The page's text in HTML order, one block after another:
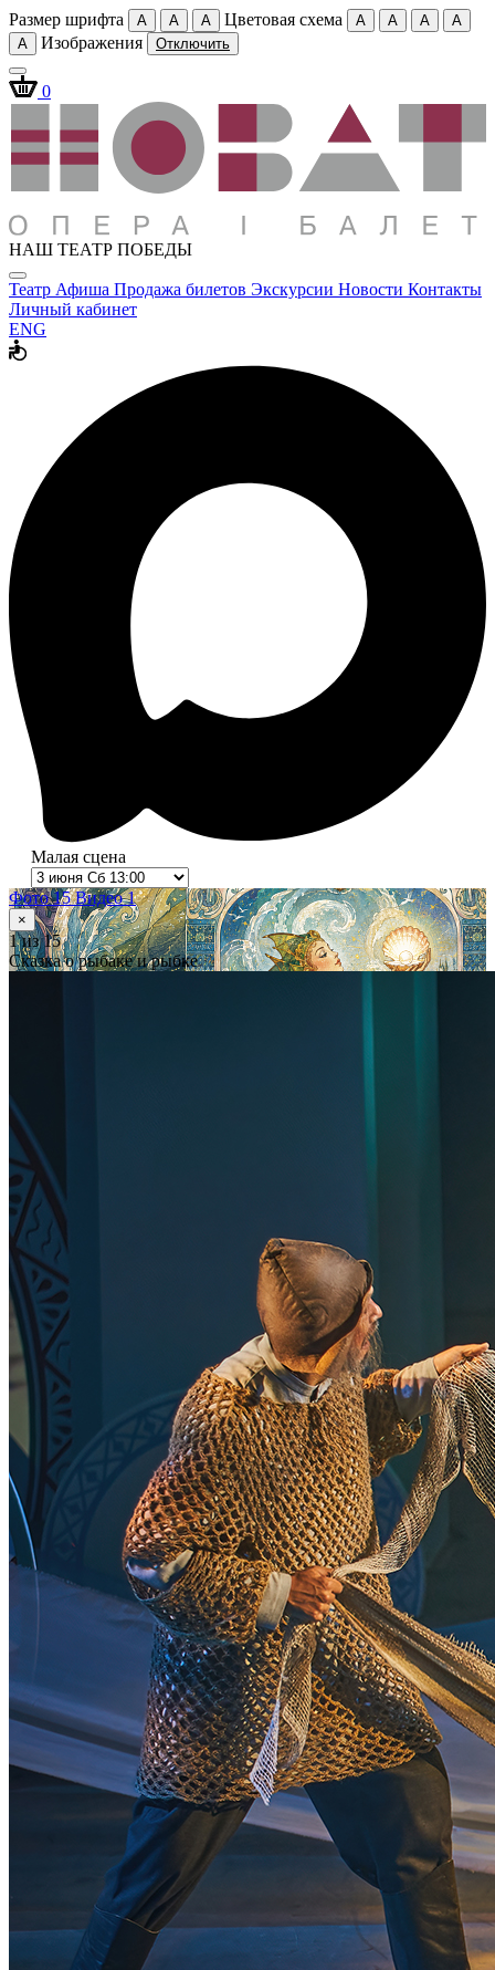
Размер шрифта A A A Цветовая схема A A A
A
A
Изображения Отключить
0
НАШ ТЕАТР ПОБЕДЫ
Театр Афиша Продажа билетов Экскурсии Новости Контакты
Личный кабинет
ENG
Малая сцена
Фото 15Видео 1
×
1из 15
Сказка о рыбаке и рыбке